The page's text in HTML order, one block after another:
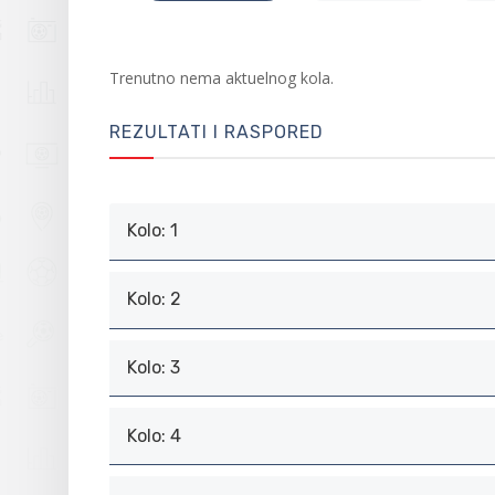
Trenutno nema aktuelnog kola.
REZULTATI I RASPORED
Kolo: 1
Kolo: 2
Kolo: 3
Kolo: 4